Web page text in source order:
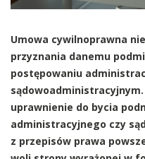
Umowa cywilnoprawna
przyznania danemu
postępowaniu
uprawnienie do bycia
administracyjnego czy
z przepisów prawa